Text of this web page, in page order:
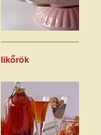
likőrök